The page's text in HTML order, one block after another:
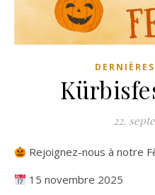
22.
Rejoignez-nous à notre
15 novembre 2025